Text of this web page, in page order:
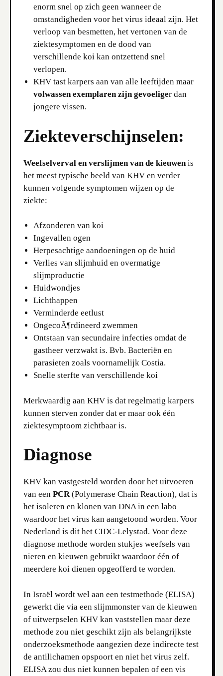
enorm snel op zich geen wanneer de
omstandigheden voor het virus ideaal zijn. Het
verloop van besmetten, het vertonen van de
ziektesymptomen en de dood van
verschillende koi kan ontzettend snel
verlopen.
KHV tast karpers aan van alle leeftijden maar
volwassen exemplaren zijn gevoeliger dan
jongere vissen.
Ziekteverschijnselen:
Weefselverval en verslijmen van de kieuwen is
het meest typische beeld van KHV en verder
kunnen volgende symptomen wijzen op de
ziekte:
Afzonderen van koi
Ingevallen ogen
Herpesachtige aandoeningen op de huid
Verlies van slijmhuid en overmatige
slijmproductie
Huidwondjes
Lichthappen
Verminderde eetlust
OngecoÃ¶rdineerd zwemmen
Ontstaan van secundaire infecties omdat de
gastheer verzwakt is. Bvb. Bacteriën en
parasieten zoals voornamelijk Costia.
Snelle sterfte van verschillende koi
Merkwaardig aan KHV is dat regelmatig karpers
kunnen sterven zonder dat er maar ook één
ziektesymptoom zichtbaar is.
Diagnose
KHV kan vastgesteld worden door het uitvoeren
van een PCR(Polymerase Chain Reaction), dat is
het isoleren en klonen van DNA in een labo
waardoor het virus kan aangetoond worden. Voor
Nederland is dit het CIDC-Lelystad. Voor deze
diagnose methode worden stukjes weefsels van
nieren en kieuwen gebruikt waardoor één of
meerdere koi dienen opgeofferd te worden.
In Israël wordt wel aan een testmethode (ELISA)
gewerkt die via een slijmmonster van de kieuwen
of uitwerpselen KHV kan vaststellen maar deze
methode zou niet geschikt zijn als belangrijkste
onderzoeksmethode aangezien deze indirecte test
de antilichamen opspoort en niet het virus zelf.
ELISA zou dus niet kunnen bepalen of een vis